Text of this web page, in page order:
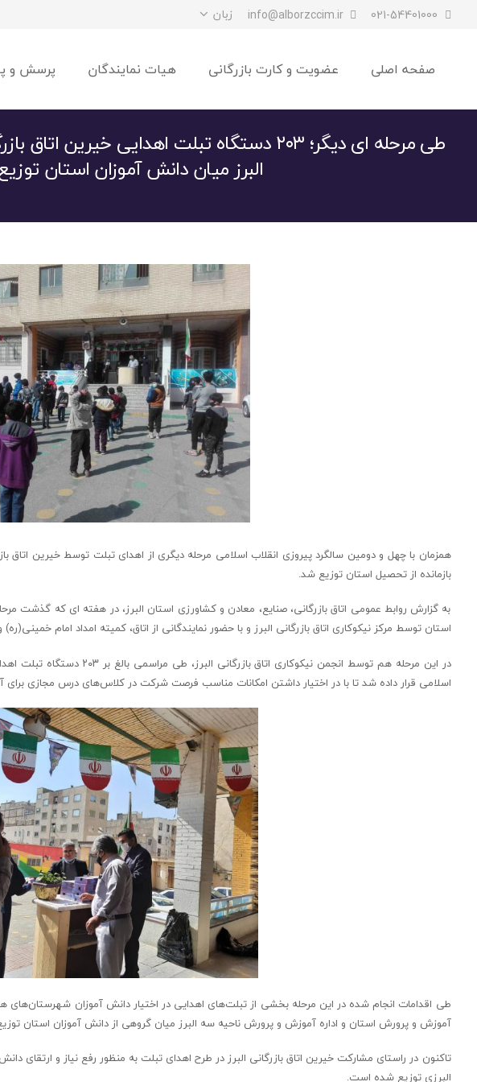
021-54401000
info@alborzccim.ir زبان
صفحه اصلی عضویت و کارت بازرگانی هیات نمایندگان پرسش و
طی مرحله ای دیگر؛ ۲۰۳ دستگاه تبلت اهدایی خیرین اتاق
البرز میان دانش آموزان استان
بازمانده از تحصیل استان توزیع شد.
به گزارش روابط عمومی اتاق بازرگانی، صنایع، معادن و کشاورزی استان البرز، در هفته ای که گذشت
استان توسط مرکز نیکوکاری اتاق بازرگانی البرز و با حضور نمایندگانی از اتاق، کمیته امداد امام
در این مرحله هم توسط انجمن
اسلامی قرار داده شد تا با در اختیار داشتن امکانات مناسب فرصت شرکت در کلاس‌های درس مجازی برای
طی اقدامات انجام شده در این مرحله بخشی از تبلت‌های اهدایی در اختیار دانش آموزان شهرستان‌های
آموزش و پرورش استان و اداره آموزش و پرورش ناحیه سه البرز میان گروهی از دانش آموزان استان
البرزی توزیع شده است.